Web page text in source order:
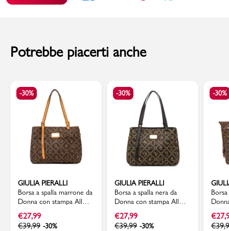
Materiale: Materiale sintetico
Potrebbe piacerti anche
-30%
GIULIA PIERALLI
Borsa a spalla marrone da
Donna con stampa All
Over Giulia Pieralli
€27,99
€39,99 -30%
-30%
GIULIA PIERALLI
Borsa a spalla nera da
Donna con stampa All
Over Giulia Pieralli
€27,99
€39,99 -30%
-30%
€
€